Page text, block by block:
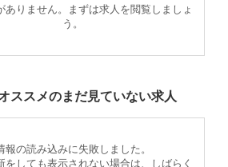
ありません。まずは求人を閲覧しましょ
う。
ススメのまだ見ていない求人
報の読み込みに失敗しました。
をしても表示されない場合は、しばらく